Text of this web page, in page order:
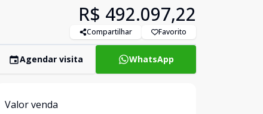
R$ 492.097,22
Compartilhar Favorito
Agendar visita WhatsApp
Valor venda